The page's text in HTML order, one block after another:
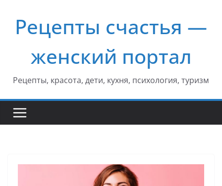
содержимому
Рецепты счастья —
женский портал
Рецепты, красота, дети, кухня, психология, туризм